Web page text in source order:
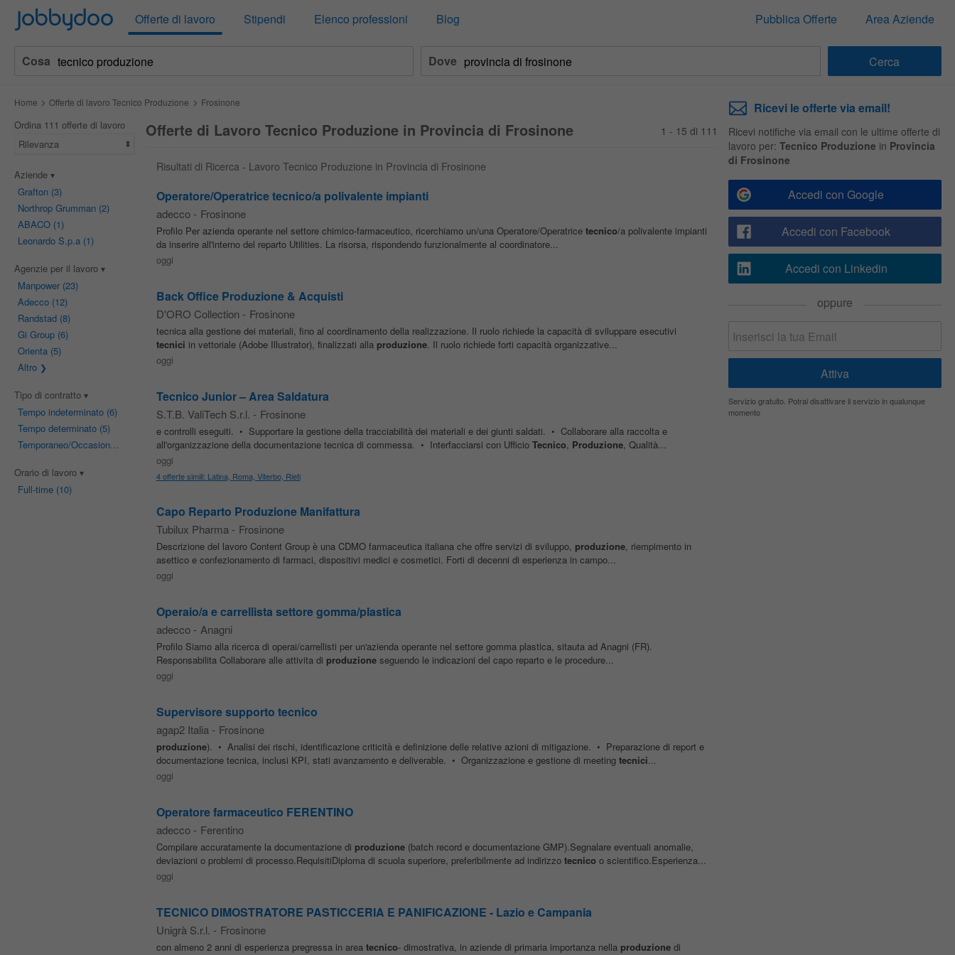
Jobbydoo Offerte di lavoro Stipendi Elenco professioni Blog Pubblica Offerte Area Aziende
Cosa Dove
Home Offerte di lavoro Tecnico Produzione Frosinone
Ordina 111 offerte di lavoro
Rilevanza
Aziende
Grafton(3)
Northrop Grumman(2)
ABACO(1)
Leonardo S.p.a(1)
Agenzie per il lavoro
Manpower(23)
Adecco(12)
Randstad(8)
Gi Group(6)
Orienta(5)
Altro
Tipo di contratto
Tempo indeterminato(6)
Tempo determinato(5)
Temporaneo/Occasionale
Orario di lavoro
Full-time(10)
Offerte di Lavoro Tecnico Produzione in Provincia di Frosinone 1 - 15 di 111
Risultati di Ricerca - Lavoro Tecnico Produzione in Provincia di Frosinone
Operatore/Operatrice tecnico/a polivalente impianti
adecco - Frosinone
Profilo Per azienda operante nel settore chimico-farmaceutico, ricerchiamo un/una Operatore/Operatrice tecnico/a polivalente impianti
da inserire all'interno del reparto Utilities. La risorsa, rispondendo funzionalmente al coordinatore...
oggi
Back Office Produzione & Acquisti
D'ORO Collection - Frosinone
tecnica alla gestione dei materiali, fino al coordinamento della realizzazione. Il ruolo richiede la capacità di sviluppare esecutivi
tecnici in vettoriale (Adobe Illustrator), finalizzati alla produzione. Il ruolo richiede forti capacità organizzative...
oggi
Tecnico Junior – Area Saldatura
S.T.B. ValiTech S.r.l. - Frosinone
e controlli eseguiti. • Supportare la gestione della tracciabilità dei materiali e dei giunti saldati. • Collaborare alla raccolta e
all'organizzazione della documentazione tecnica di commessa. • Interfacciarsi con Ufficio Tecnico, Produzione, Qualità...
oggi
4 offerte simili: Latina, Roma, Viterbo, Rieti
Capo Reparto Produzione Manifattura
Tubilux Pharma - Frosinone
Descrizione del lavoro Content Group è una CDMO farmaceutica italiana che offre servizi di sviluppo, produzione, riempimento in
asettico e confezionamento di farmaci, dispositivi medici e cosmetici. Forti di decenni di esperienza in campo...
oggi
Operaio/a e carrellista settore gomma/plastica
adecco - Anagni
Profilo Siamo alla ricerca di operai/carrellisti per un'azienda operante nel settore gomma plastica, sitauta ad Anagni (FR).
Responsabilita Collaborare alle attivita di produzioneseguendo le indicazioni del capo reparto e le procedure...
oggi
Supervisore supporto tecnico
agap2 Italia - Frosinone
produzione). • Analisi dei rischi, identificazione criticità e definizione delle relative azioni di mitigazione. • Preparazione di report e
documentazione tecnica, inclusi KPI, stati avanzamento e deliverable. • Organizzazione e gestione di meeting tecnici...
oggi
Operatore farmaceutico FERENTINO
adecco - Ferentino
Compilare accuratamente la documentazione di produzione(batch record e documentazione GMP).Segnalare eventuali anomalie,
deviazioni o problemi di processo.RequisitiDiploma di scuola superiore, preferibilmente ad indirizzo tecnicoo scientifico.Esperienza...
oggi
TECNICO DIMOSTRATORE PASTICCERIA E PANIFICAZIONE - Lazio e Campania
Unigrà S.r.l. - Frosinone
con almeno 2 anni di esperienza pregressa in area tecnico- dimostrativa, in aziende di primaria importanza nella produzionedi
Ricevi le offerte via email!
Ricevi notifiche via email con le ultime offerte di
lavoro per: Tecnico Produzione in Provincia
di Frosinone
Accedi con Google
Accedi con Facebook
Accedi con Linkedin
oppure
Servizio gratuito. Potrai disattivare il servizio in qualunque
momento